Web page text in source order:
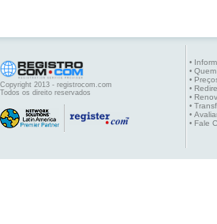
Copyright 2013 - registrocom.com
Todos os direito reservados
•
•
•
•
•
•
•
• Fale